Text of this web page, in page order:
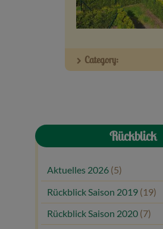
Veranstaltungen
Baumpaten
Category:
Rückblick
Aktuelles 2026 (5)
Rückblick Saison 2019 (19)
Rückblick Saison 2020 (7)